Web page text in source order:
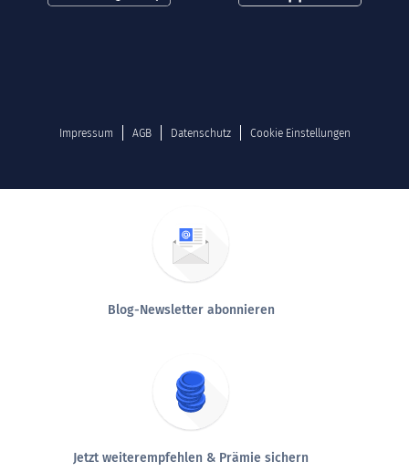
Impressum AGB Datenschutz Cookie Einstellungen
Blog-Newsletter abonnieren
Jetzt weiterempfehlen & Prämie sichern